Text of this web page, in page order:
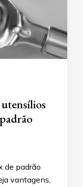
de padrão
vantagens,